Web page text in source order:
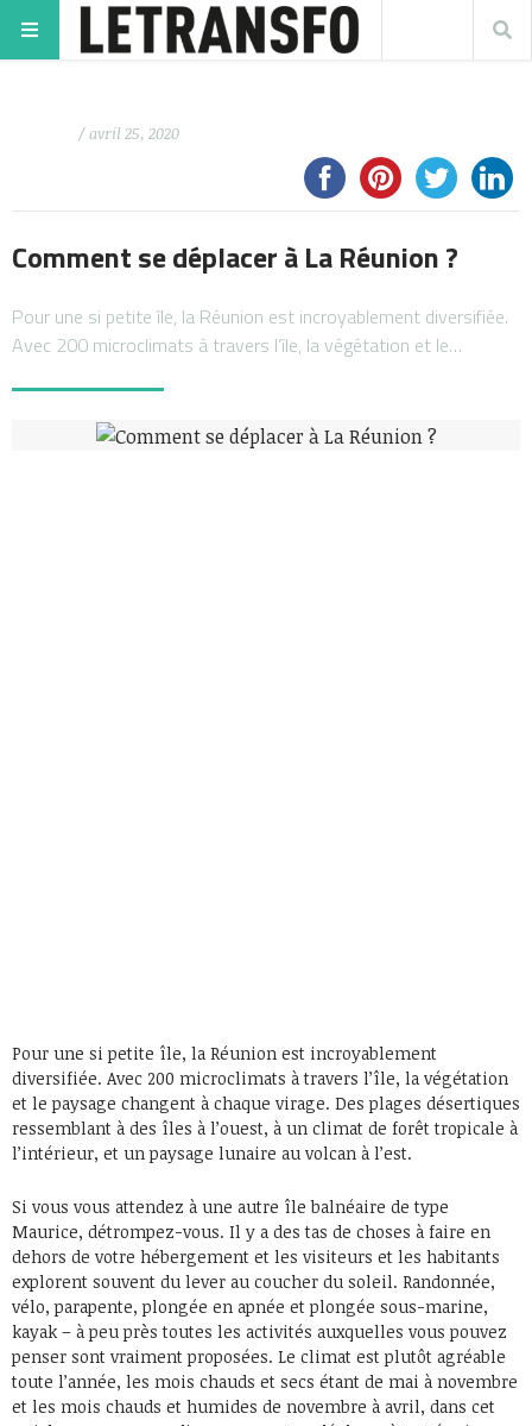
/ avril 25, 2020
Comment se déplacer à La Réunion ?
Pour une si petite île, la Réunion est incroyablement diversifiée.
Avec 200 microclimats à travers l’île, la végétation et le…
Pour une si petite île, la Réunion est incroyablement
diversifiée. Avec 200 microclimats à travers l’île, la végétation
et le paysage changent à chaque virage. Des plages désertiques
ressemblant à des îles à l’ouest, à un climat de forêt tropicale à
l’intérieur, et un paysage lunaire au volcan à l’est.
Si vous vous attendez à une autre île balnéaire de type
Maurice, détrompez-vous. Il y a des tas de choses à faire en
dehors de votre hébergement et les visiteurs et les habitants
explorent souvent du lever au coucher du soleil. Randonnée,
vélo, parapente, plongée en apnée et plongée sous-marine,
kayak – à peu près toutes les activités auxquelles vous pouvez
penser sont vraiment proposées. Le climat est plutôt agréable
toute l’année, les mois chauds et secs étant de mai à novembre
et les mois chauds et humides de novembre à avril, dans cet